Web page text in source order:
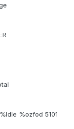
%ozfod 5101